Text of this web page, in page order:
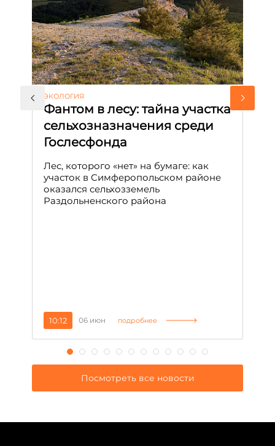
ЭКОЛОГИЯ
Фантом в лесу: тайна участка
сельхозназначения среди
Гослесфонда
Лес, которого «нет» на бумаге: как
участок в Симферопольском районе
оказался сельхозземель
Раздольненского района
10:12 06 июн подробнее
Посмотреть все новости